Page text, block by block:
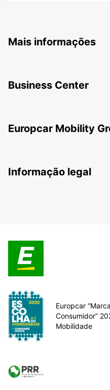
Mais informações
Business Center
Europcar Mobility
Informação legal
Europcar
Consumidor”
Mobilidade